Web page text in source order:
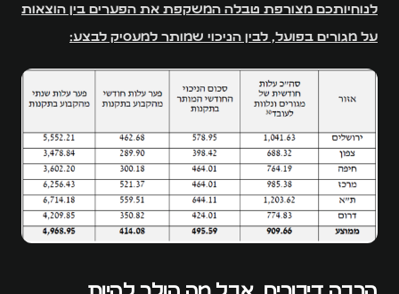
לנוחיותכם מצורפת טבלה המשקפת את הפערים בין הוצאות
על מגורים בפועל, לבין הניכוי שמותר למעסיק לבצע: